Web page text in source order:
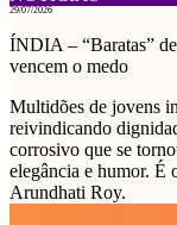
29/07/2026
ÍNDIA – “Baratas”
vencem o medo
Multidões de jovens
reivindicando
corrosivo que se
elegância e humor. É
Arundhati Roy.